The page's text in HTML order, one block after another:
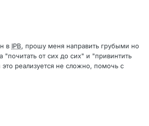
в IPB, прошу меня направить грубыми но
от сих до сих" и "привинтить
реализуется не сложно, помочь с